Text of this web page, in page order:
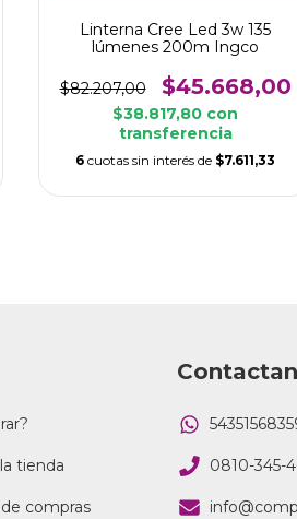
Linterna Cree Led 3w 135
lúmenes 200m Ingco
$82.207,00 $45.668,00
$38.817,80 con
transferencia
6 cuotas sin interés de $7.611,33
tienda
compras
0810-345-